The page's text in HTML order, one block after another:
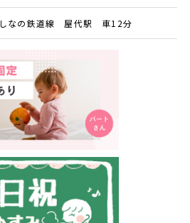
しなの鉄道線 屋代駅 車12分